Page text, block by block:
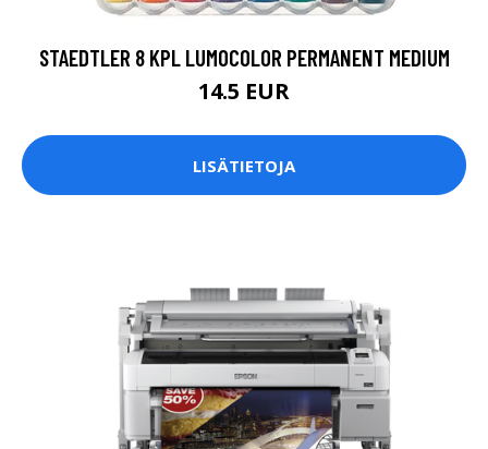
STAEDTLER 8 KPL LUMOCOLOR PERMANENT MEDIUM
14.5 EUR
LISÄTIETOJA